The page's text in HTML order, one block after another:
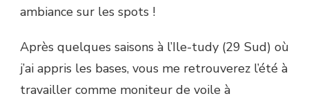
ambiance sur les spots !
Après quelques saisons à l’Ile-tudy (29 Sud) où
j’ai appris les bases, vous me retrouverez l’été à
travailler comme moniteur de voile à